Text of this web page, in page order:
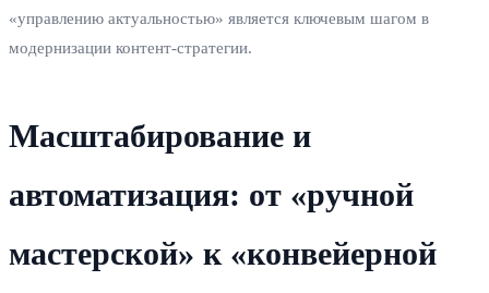
«управлению актуальностью» является ключевым шагом в
модернизации контент-стратегии.
Масштабирование и
автоматизация: от «ручной
мастерской» к «конвейерной